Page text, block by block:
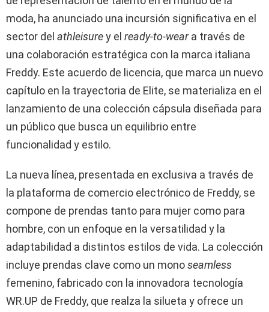
moda, ha anunciado una incursión significativa en el
sector del athleisurey el ready-to-weara través de
una colaboración estratégica con la marca italiana
Freddy. Este acuerdo de licencia, que marca un nuevo
capítulo en la trayectoria de Elite, se materializa en el
lanzamiento de una colección cápsula diseñada para
un público que busca un equilibrio entre
funcionalidad y estilo.
La nueva línea, presentada en exclusiva a través de
la plataforma de comercio electrónico de Freddy, se
compone de prendas tanto para mujer como para
hombre, con un enfoque en la versatilidad y la
adaptabilidad a distintos estilos de vida. La colección
incluye prendas clave como un monoseamless
femenino, fabricado con la innovadora tecnología
WR.UP de Freddy, que realza la silueta y ofrece un